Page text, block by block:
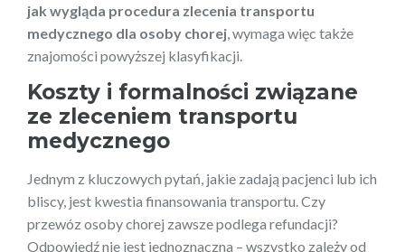
jak wygląda procedura zlecenia transportu
medycznego dla osoby chorej , wymaga więc także
znajomości powyższej klasyfikacji.
Koszty i formalności związane
ze zleceniem transportu
medycznego
Jednym z kluczowych pytań, jakie zadają pacjenci lub ich
bliscy, jest kwestia finansowania transportu. Czy
przewóz osoby chorej zawsze podlega refundacji?
Odpowiedź nie jest jednoznaczna – wszystko zależy od